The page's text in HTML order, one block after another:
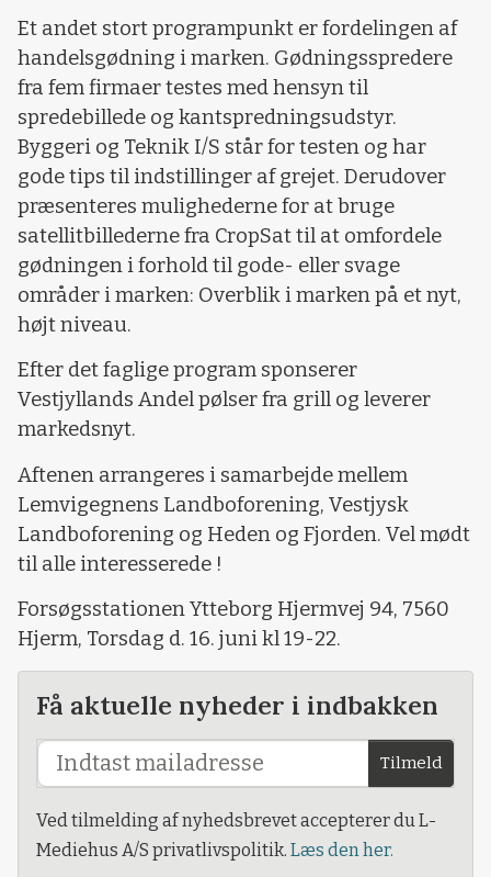
Et andet stort programpunkt er fordelingen af
handelsgødning i marken. Gødningsspredere
fra fem firmaer testes med hensyn til
spredebillede og kantspredningsudstyr.
Byggeri og Teknik I/S står for testen og har
gode tips til indstillinger af grejet. Derudover
præsenteres mulighederne for at bruge
satellitbillederne fra CropSat til at omfordele
gødningen i forhold til gode- eller svage
områder i marken: Overblik i marken på et nyt,
højt niveau.
Efter det faglige program sponserer
Vestjyllands Andel pølser fra grill og leverer
markedsnyt.
Aftenen arrangeres i samarbejde mellem
Lemvigegnens Landboforening, Vestjysk
Landboforening og Heden og Fjorden. Vel mødt
til alle interesserede !
Forsøgsstationen Ytteborg Hjermvej 94, 7560
Hjerm, Torsdag d. 16. juni kl 19-22.
Få aktuelle nyheder i indbakken
Tilmeld
Ved tilmelding af nyhedsbrevet accepterer du L-
Mediehus A/S privatlivspolitik. Læs den her.